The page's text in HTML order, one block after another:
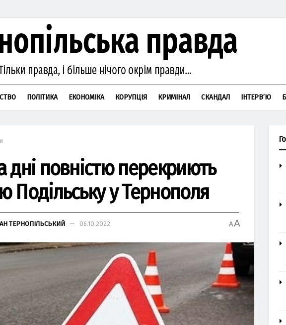
ПОЛІТИКА ЕКОНОМІКА КОРУПЦІЯ КРИМІНАЛ СКАНДАЛ ІНТЕРВ’Ю
дні повністю перекриють
Подільську у Тернополя
ТЕРНОПІЛЬСЬКИЙ 06.10.2022 AA